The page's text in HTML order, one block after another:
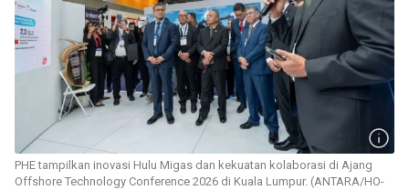
PHE tampilkan inovasi Hulu Migas dan kekuatan kolaborasi di Ajang
Offshore Technology Conference 2026 di Kuala Lumpur. (ANTARA/HO-